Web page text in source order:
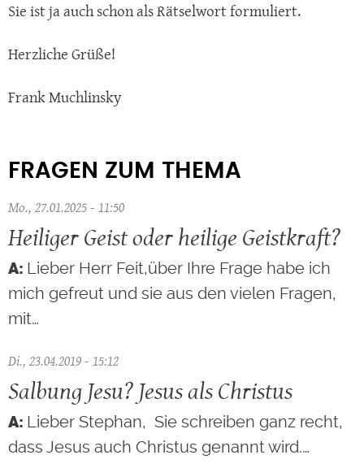
Sie ist ja auch schon als Rätselwort formuliert.
Herzliche Grüße!
Frank Muchlinsky
FRAGEN ZUM THEMA
Mo., 27.01.2025 - 11:50
Heiliger Geist oder heilige Geistkraft?
Lieber Herr Feit,über Ihre Frage habe ich
mich gefreut und sie aus den vielen Fragen,
mit…
Di., 23.04.2019 - 15:12
Salbung Jesu? Jesus als Christus
Lieber Stephan, Sie schreiben ganz recht,
dass Jesus auch Christus genannt wird.…